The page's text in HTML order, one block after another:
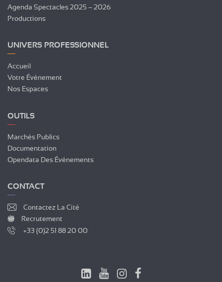
Agenda Spectacles 2025 – 2026
Productions
UNIVERS PROFESSIONNEL
Accueil
Votre Événement
Nos Espaces
OUTILS
Marchés Publics
Documentation
Opendata Des Événements
CONTACT
Contactez La Cité
Recrutement
+33 (0)2 51 88 20 00